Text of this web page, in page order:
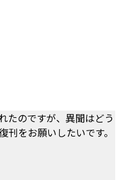
たのですが、異聞はどう
刊をお願いしたいです。